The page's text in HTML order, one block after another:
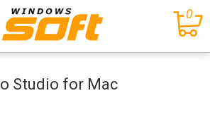
0
Studio for Mac